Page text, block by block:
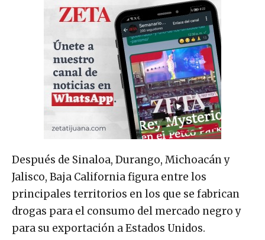
Después de Sinaloa, Durango, Michoacán y
Jalisco, Baja California figura entre los
principales territorios en los que se fabrican
drogas para el consumo del mercado negro y
para su exportación a Estados Unidos.